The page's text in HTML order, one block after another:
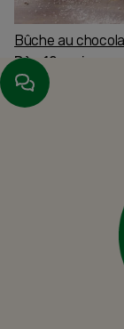
Bûche au
Dès 12 mois